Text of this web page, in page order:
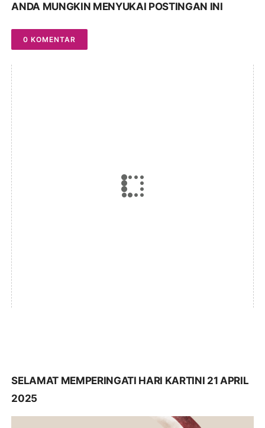
ANDA MUNGKIN MENYUKAI POSTINGAN INI
0 KOMENTAR
SELAMAT MEMPERINGATI HARI KARTINI 21 APRIL
2025